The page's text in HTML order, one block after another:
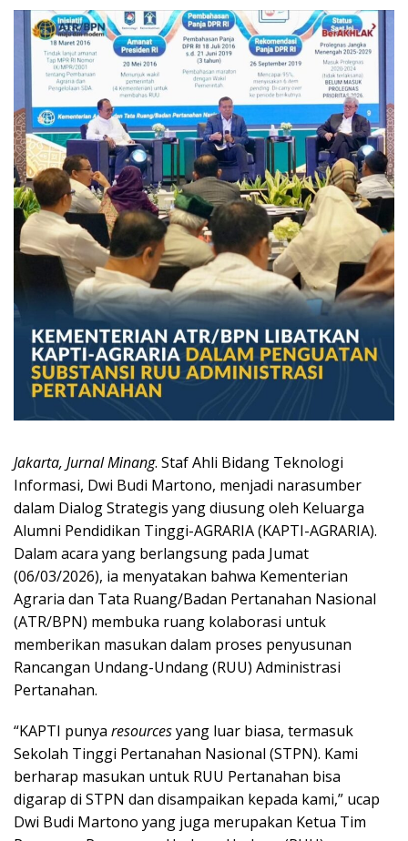
Jakarta, Jurnal Minang. Staf Ahli Bidang Teknologi
Informasi, Dwi Budi Martono, menjadi narasumber
dalam Dialog Strategis yang diusung oleh Keluarga
Alumni Pendidikan Tinggi-AGRARIA (KAPTI-AGRARIA).
Dalam acara yang berlangsung pada Jumat
(06/03/2026), ia menyatakan bahwa Kementerian
Agraria dan Tata Ruang/Badan Pertanahan Nasional
(ATR/BPN) membuka ruang kolaborasi untuk
memberikan masukan dalam proses penyusunan
Rancangan Undang-Undang (RUU) Administrasi
Pertanahan.
“KAPTI punya resourcesyang luar biasa, termasuk
Sekolah Tinggi Pertanahan Nasional (STPN). Kami
berharap masukan untuk RUU Pertanahan bisa
digarap di STPN dan disampaikan kepada kami,” ucap
Dwi Budi Martono yang juga merupakan Ketua Tim